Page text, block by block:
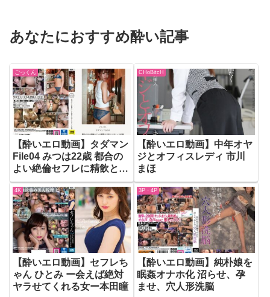
あなたにおすすめ酔い記事
ごっくん
【酔いエロ動画】タダマン
File04 みつは22歳 都合の
よい絶倫セフレに精飲と中
出ししまくった記録
CHoBitcH
【酔いエロ動画】中年オヤ
ジとオフィスレディ 市川
まほ
4K
【酔いエロ動画】セフレち
ゃん ひとみ ー会えば絶対
ヤラせてくれる女ー本田瞳
3P・4P
【酔いエロ動画】純朴娘を
眠姦オナホ化 沼らせ、孕
ませ、穴人形洗脳